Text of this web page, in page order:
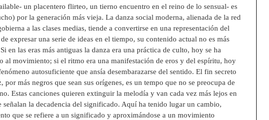
un placentero flirteo, un tierno encuentro en el reino de lo sensual- es
por la generación más vieja. La danza social moderna, alienada de la red
a las clases medias, tiende a convertirse en una representación del
expresar una serie de ideas en el tiempo, su contenido actual no es más
en las eras más antiguas la danza era una práctica de culto, hoy se ha
al movimiento; si el ritmo era una manifestación de eros y del espíritu, hoy
autosuficiente que ansía desembarazarse del sentido. El fin secreto
por más negros que sean sus orígenes, es un tempo que no se preocupa de
Estas canciones quieren extinguir la melodía y van cada vez más lejos en
señalan la decadencia del significado. Aquí ha tenido lugar un cambio,
que se refiere a un significado y aproximándose a un movimiento